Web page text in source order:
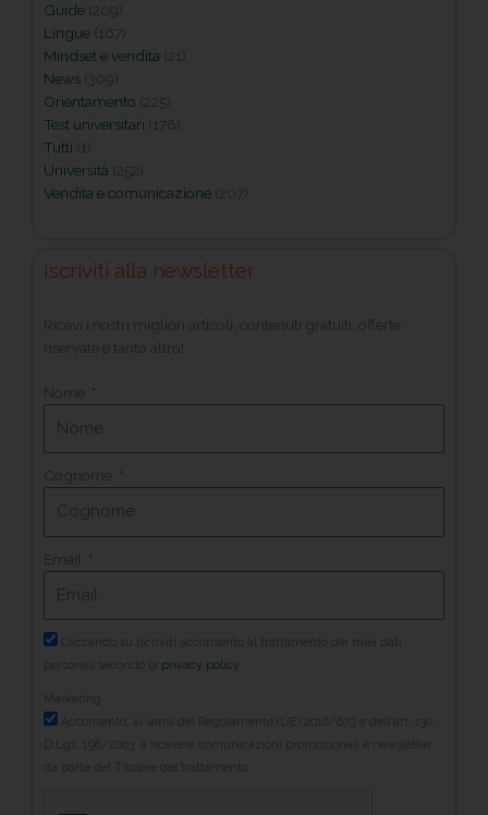
Guide (209)
Lingue (167)
Mindset e vendita (21)
News (309)
Orientamento (225)
Test universitari (178)
Tutti (1)
Università (252)
Vendita e comunicazione (207)
Iscriviti alla newsletter
Ricevi i nostri migliori articoli, contenuti gratuiti, offerte
riservate e tanto altro!
Nome
Cognome
Email
privacy policy
Acconsento, ai sensi del Regolamento (UE) 2016/679 e dell'art. 130
D.Lgs. 196/2003, a ricevere comunicazioni promozionali e newsletter